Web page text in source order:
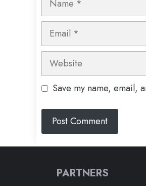
Email
Website
Save my name, email,
PARTNERS